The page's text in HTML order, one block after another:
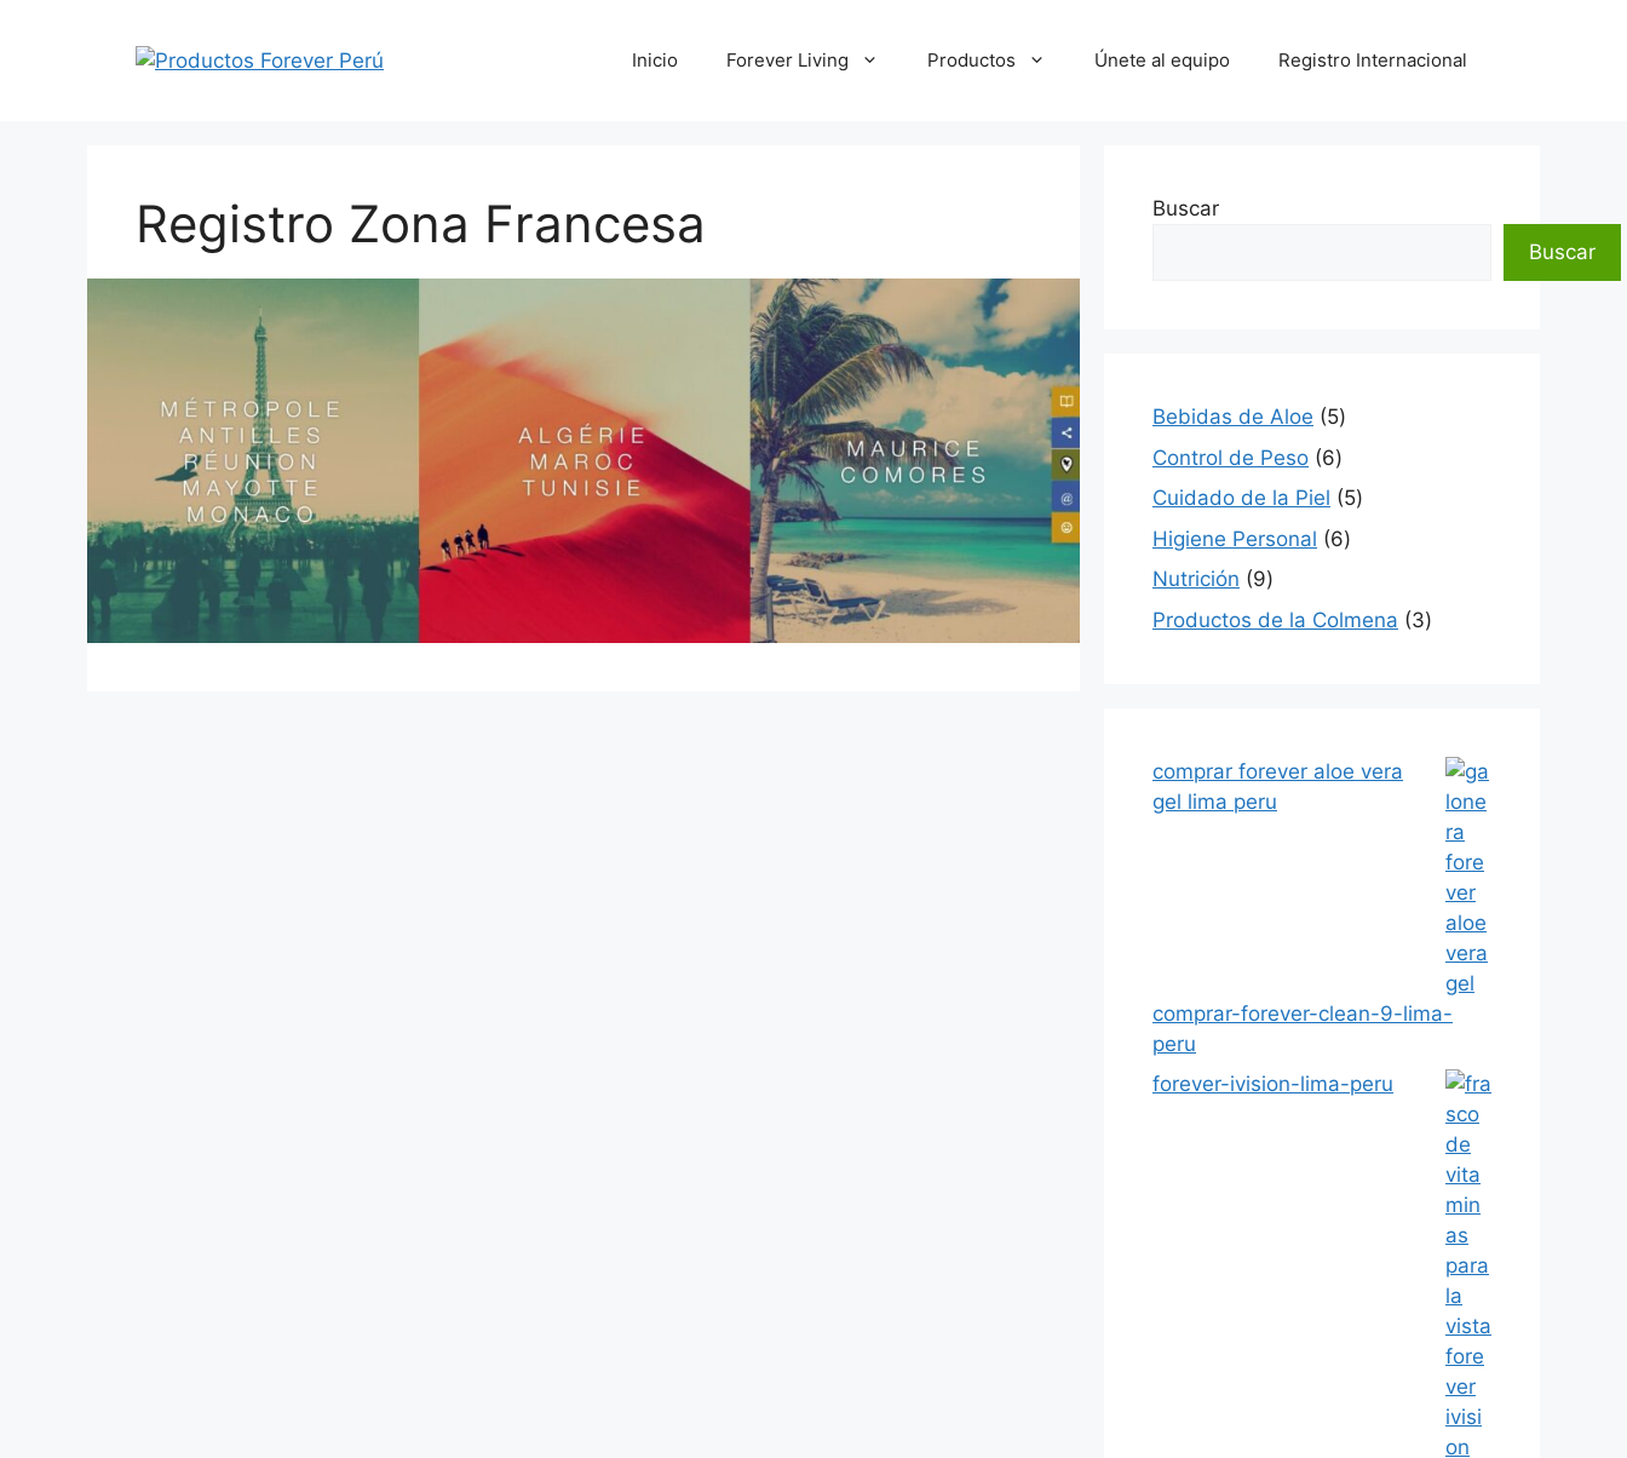
Inicio Forever Living Productos Únete al equipo Registro Internacional
Registro Zona Francesa
Buscar
Buscar
Bebidas de Aloe 55
productos
Control de Peso 66
productos
Cuidado de la Piel 55
Higiene Personal 66
Nutrición 99
productos
Productos de la Colmena 33
comprar forever aloe vera
gel lima peru
comprar-forever-clean-9-lima-
peru
forever-ivision-lima-peru